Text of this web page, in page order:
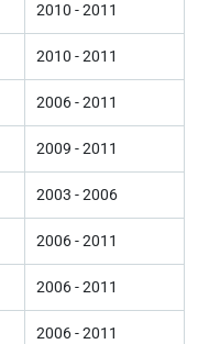
2010 - 2011
2010 - 2011
2006 - 2011
2009 - 2011
2003 - 2006
2006 - 2011
2006 - 2011
2006 - 2011